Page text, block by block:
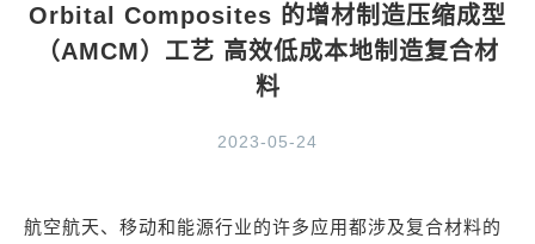
Orbital Composites 的增材制造压缩成型
（AMCM）工艺 高效低成本地制造复合材
料
2023-05-24
航空航天、移动和能源行业的许多应用都涉及复合材料的